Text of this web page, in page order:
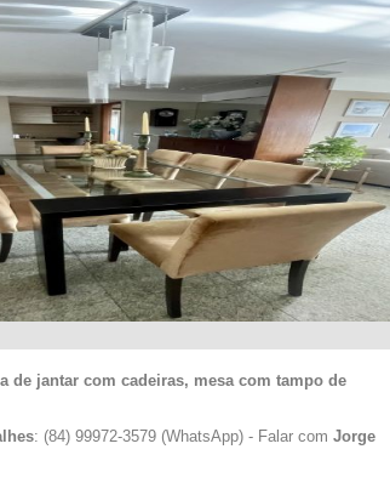
de jantar com cadeiras, mesa com tampo de
: (84) 99972-3579 (WhatsApp) - Falar com Jorge